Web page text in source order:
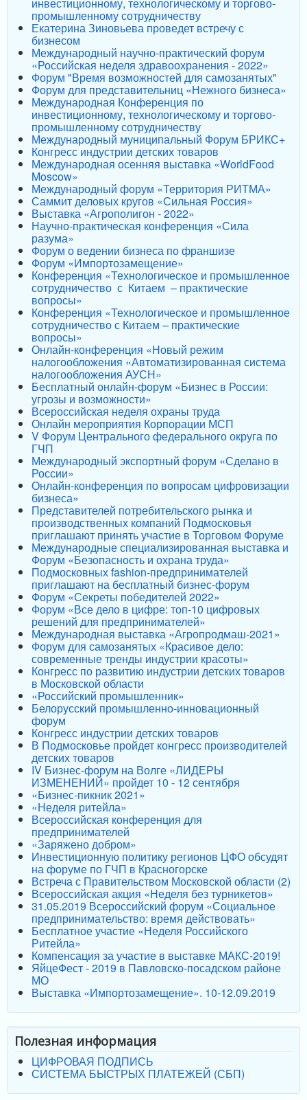
промышленному сотрудничеству
Екатерина Зиновьева проведет встречу с
бизнесом
Международный научно-практический форум
«Российская неделя здравоохранения - 2022»
Форум "Время возможностей для самозанятых"
Форум для представительниц «Нежного бизнеса»
Международная Конференция по
инвестиционному, технологическому и торгово-
промышленному сотрудничеству
Международный муниципальный Форум БРИКС+
Конгресс индустрии детских товаров
Международная осенняя выставка «WorldFood
Moscow»
Международный форум «Территория РИТМА»
Саммит деловых кругов «Сильная Россия»
Выставка «Агрополигон - 2022»
Научно-практическая конференция «Сила
разума»
Форум о ведении бизнеса по франшизе
Форум «Импортозамещение»
Конференция «Технологическое и промышленное
сотрудничество с Китаем – практические
вопросы»
Конференция «Технологическое и промышленное
сотрудничество с Китаем – практические
вопросы»
Онлайн-конференция «Новый режим
налогообложения «Автоматизированная система
налогообложения АУСН»
Бесплатный онлайн-форум «Бизнес в России:
угрозы и возможности»
Всероссийская неделя охраны труда
Онлайн мероприятия Корпорации МСП
V Форум Центрального федерального округа по
ГЧП
Международный экспортный форум «Сделано в
России»
Онлайн-конференция по вопросам цифровизации
бизнеса»
Представителей потребительского рынка и
производственных компаний Подмосковья
приглашают принять участие в Торговом Форуме
Международные специализированная выставка и
Форум «Безопасность и охрана труда»
Подмосковных fashion-предпринимателей
приглашают на бесплатный бизнес-форум
Форум «Секреты победителей 2022»
Форум «Все дело в цифре: топ-10 цифровых
решений для предпринимателей»
Международная выставка «Агропродмаш-2021»
Форум для самозанятых «Красивое дело:
современные тренды индустрии красоты»
Конгресс по развитию индустрии детских товаров
в Московской области
«Российский промышленник»
Белорусский промышленно-инновационный
форум
Конгресс индустрии детских товаров
В Подмосковье пройдет конгресс производителей
детских товаров
IV Бизнес-форум на Волге «ЛИДЕРЫ
ИЗМЕНЕНИЙ» пройдет 10 - 12 сентября
«Бизнес-пикник 2021»
«Неделя ритейла»
Всероссийская конференция для
предпринимателей
«Заряжено добром»
Инвестиционную политику регионов ЦФО обсудят
на форуме по ГЧП в Красногорске
Встреча с Правительством Московской области (2)
Всероссийская акция «Неделя без турникетов»
31.05.2019 Всероссийский форум «Социальное
предпринимательство: время действовать»
Бесплатное участие «Неделя Российского
Ритейла»
Компенсация за участие в выставке МАКС-2019!
ЯйцеФест - 2019 в Павловско-посадском районе
МО
Выставка «Импортозамещение». 10-12.09.2019
Полезная информация
ЦИФРОВАЯ ПОДПИСЬ
СИСТЕМА БЫСТРЫХ ПЛАТЕЖЕЙ (СБП)